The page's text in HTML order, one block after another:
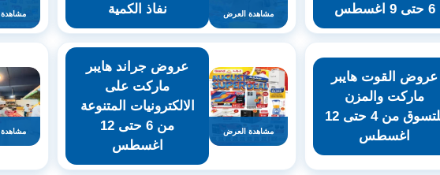
6 حتى 9 اغسطس
مشاهدة العرض
نفاذ الكمية
عروض القوت هايبر
ماركت والمزن
للتسوق من 4 حتى 12
اغسطس
مشاهدة العرض
عروض جراند هايبر
ماركت على
الالكترونيات المتنوعة
من 6 حتى 12
اغسطس